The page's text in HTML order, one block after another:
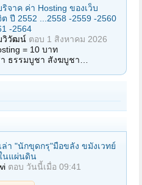
จาค ค่า Hosting ของเว็บ
ปี 2552 ...2558 -2559 -2560
-2564
วิวัฒน์ ตอบ 1 สิงหาคม 2026
= 10 บาท
ธรรมบูชา สังฆบูชา…
ล่า "นักขุดกรุ"มือขลัง ขมังเวทย์
นแผ่นดิน
ตอบ วันนี้เมื่อ 09:41